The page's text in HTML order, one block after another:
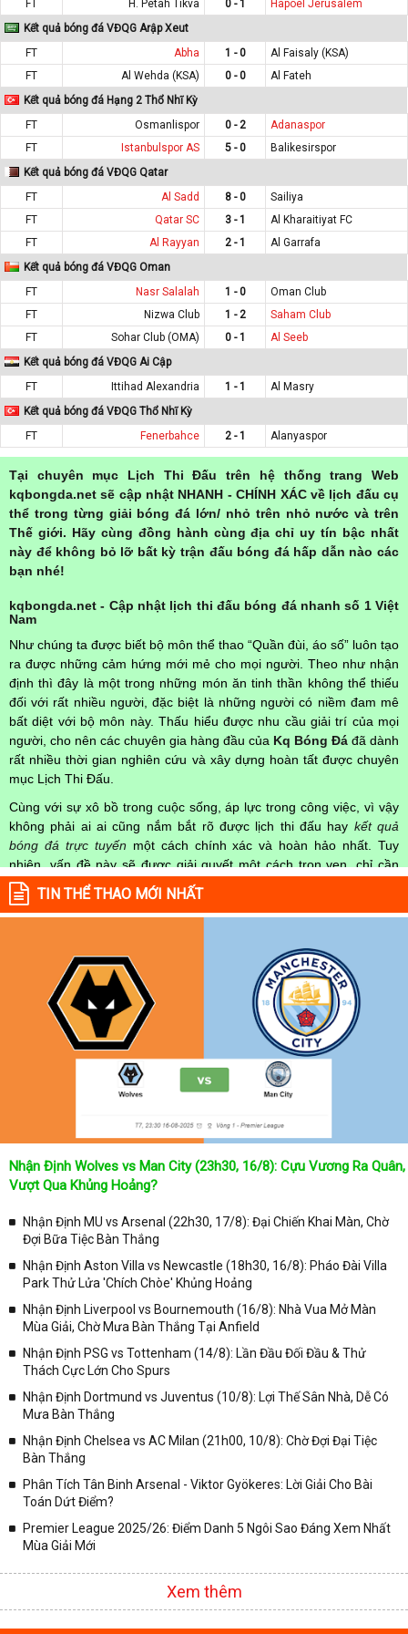
FT H. Petah Tikva 0 - 1
Hapoel Jerusalem
Kết quả bóng đá VĐQG Arập Xeut
FT
Abha 1 - 0
Al Faisaly (KSA)
FT
Al Wehda (KSA) 0 - 0
Al Fateh
Kết quả bóng đá Hạng 2 Thổ Nhĩ Kỳ
FT
Osmanlispor 0 - 2
Adanaspor
FT
Istanbulspor AS 5 - 0
Balikesirspor
Kết quả bóng đá VĐQG Qatar
FT
Al Sadd 8 - 0
Sailiya
FT
Qatar SC 3 - 1
Al Kharaitiyat FC
FT
Al Rayyan 2 - 1
Al Garrafa
Kết quả bóng đá VĐQG Oman
FT
Nasr Salalah 1 - 0
Oman Club
FT
Nizwa Club 1 - 2
Saham Club
FT
Sohar Club (OMA) 0 - 1
Al Seeb
Kết quả bóng đá VĐQG Ai Cập
FT
Ittihad Alexandria 1 - 1
Al Masry
Kết quả bóng đá VĐQG Thổ Nhĩ Kỳ
FT
Fenerbahce 2 - 1 Alanyaspor
Tại chuyên mục Lịch Thi Đấu trên hệ thống trang Web
kqbongda.net sẽ cập nhật NHANH - CHÍNH XÁC về lịch đấu cụ
thể trong từng giải bóng đá lớn/ nhỏ trên nhỏ nước và trên
Thế giới. Hãy cùng đồng hành cùng địa chỉ uy tín bậc nhất
này để không bỏ lỡ bất kỳ trận đấu bóng đá hấp dẫn nào các
bạn nhé!
kqbongda.net - Cập nhật lịch thi đấu bóng đá nhanh số 1 Việt
Nam
Như chúng ta được biết bộ môn thể thao “Quần đùi, áo số” luôn tạo
ra được những cảm hứng mới mẻ cho mọi người. Theo như nhận
định thì đây là một trong những món ăn tinh thần không thể thiếu
đối với rất nhiều người, đặc biệt là những người có niềm đam mê
bất diệt với bộ môn này. Thấu hiểu được nhu cầu giải trí của mọi
người, cho nên các chuyên gia hàng đầu của Kq Bóng Đá đã dành
rất nhiều thời gian nghiên cứu và xây dựng hoàn tất được chuyên
mục Lịch Thi Đấu.
Cùng với sự xô bồ trong cuộc sống, áp lực trong công việc, vì vậy
không phải ai ai cũng nắm bắt rõ được lịch thi đấu hay kết quả
bóng đá trực tuyến một cách chính xác và hoàn hảo nhất. Tuy
nhiên, vấn đề này sẽ được giải quyết một cách trọn vẹn, chỉ cần
truy cập vào chuyên mục
Lịch Thi Đấu
mọi người hoàn toàn nắm rõ được chính xác về thời gian các trận
đấu bóng đá Việt Nam hay trên Thế giới diễn ra trong thời gian sắp
cả 2 đội tuyển bóng đá đang đạt được.
Không chỉ dừng lại ở đó, những người hâm mộ bóng đá có thể cập
nhật được chính xác về lịch phát sóng bóng đá được tường thuật
trực tiếp ở trên những kênh truyền hình thể thao lớn nhất hiện nay
như: VTV3, K+, SCTV, Thể thao TV,... Nếu như bạn không muốn
bỏ lỡ bất kỳ một trận đấu bóng đá nào trong từng mùa giải, hãy
thường xuyên vào chuyên mụcLịch Thi Đấutại chuyên trang
để cập nhật thông tin chính xác nhất nhé!
Lịch thi đấu được cập nhật chính xác trong toàn bộ các giải
Tại Lịch Thi Đấu của chuyên trang kqbongda.net
sẽ cập nhanh
chóng và chính xác nhất thời gian từng trận đấu bóng đá diễn ra ở
trong từng giải đấu như:
✓ Giải đấu bóng đá Ngoại hạng Anh;
✓ Giải bóng Cúp C1 Châu Âu;
✓ Giải VĐQG Tây Ban Nha;
✓ VĐQG Đức;
✓ VĐQG Pháp;
✓ Liên Đoàn Anh;
✓ U23 Châu Á;
✓ Euro 2020;
✓ VLWC KV Châu Á;
✓ Các giải đấu bóng đá khác.
TIN THỂ THAO MỚI NHẤT
Nhận Định Wolves vs Man City (23h30, 16/8): Cựu Vương Ra Quân,
Vượt Qua Khủng Hoảng?
Nhận Định MU vs Arsenal (22h30, 17/8): Đại Chiến Khai Màn, Chờ
Đợi Bữa Tiệc Bàn Thắng
Nhận Định Aston Villa vs Newcastle (18h30, 16/8): Pháo Đài Villa
Park Thử Lửa 'Chích Chòe' Khủng Hoảng
Nhận Định Liverpool vs Bournemouth (16/8): Nhà Vua Mở Màn
Mùa Giải, Chờ Mưa Bàn Thắng Tại Anfield
Nhận Định PSG vs Tottenham (14/8): Lần Đầu Đối Đầu & Thử
Thách Cực Lớn Cho Spurs
Nhận Định Dortmund vs Juventus (10/8): Lợi Thế Sân Nhà, Dễ Có
Mưa Bàn Thắng
Nhận Định Chelsea vs AC Milan (21h00, 10/8): Chờ Đợi Đại Tiệc
Bàn Thắng
Phân Tích Tân Binh Arsenal - Viktor Gyökeres: Lời Giải Cho Bài
Toán Dứt Điểm?
Premier League 2025/26: Điểm Danh 5 Ngôi Sao Đáng Xem Nhất
Mùa Giải Mới
Xem thêm